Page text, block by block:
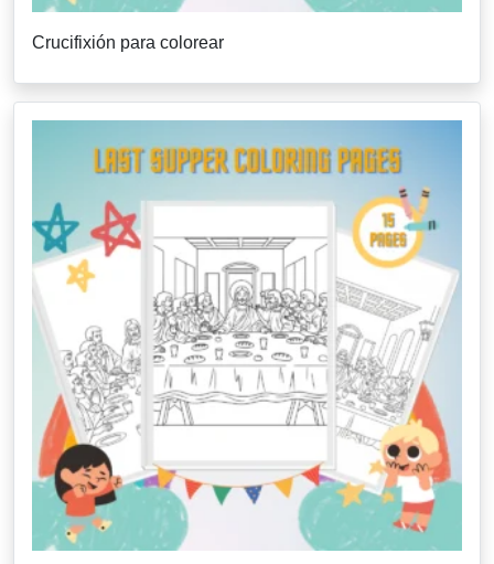
Crucifixión para colorear